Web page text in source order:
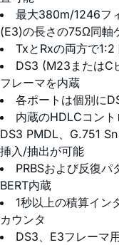
最大380m/1246フ
(E3)の長さの75Ω同軸
TxとRxの両方で1:2
DS3 (M23またはC
フレーマを内蔵
各ポートは個別に
内蔵のHDLCコント
DS3 PMDL、G.751
挿入/抽出が可能
PRBSおよび反復パ
BERT内蔵
1秒以上の積算イン
カウンタ
DS3、E3フレーマ